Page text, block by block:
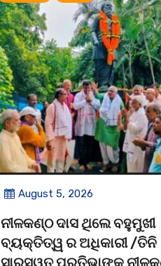
August 5, 2026
ନୀଳକଣ୍ଠ ଦାସ ଥିଲେ ବହୁମୁଖୀ
ବ୍ୟକ୍ତିତ୍ୱ ର ଅଧିକାରୀ /ତିନି